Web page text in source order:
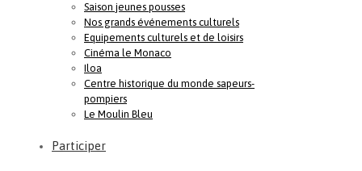
Saison jeunes pousses
Nos grands événements culturels
Equipements culturels et de loisirs
Cinéma le Monaco
Iloa
Centre historique du monde sapeurs-
pompiers
Le Moulin Bleu
Participer